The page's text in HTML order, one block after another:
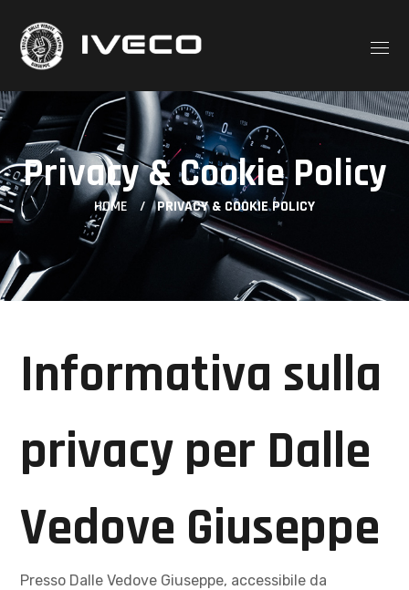
Privacy & Cookie Policy
HOME PRIVACY & COOKIE POLICY
Informativa sulla
privacy per Dalle
Vedove Giuseppe
Presso Dalle Vedove Giuseppe, accessibile da